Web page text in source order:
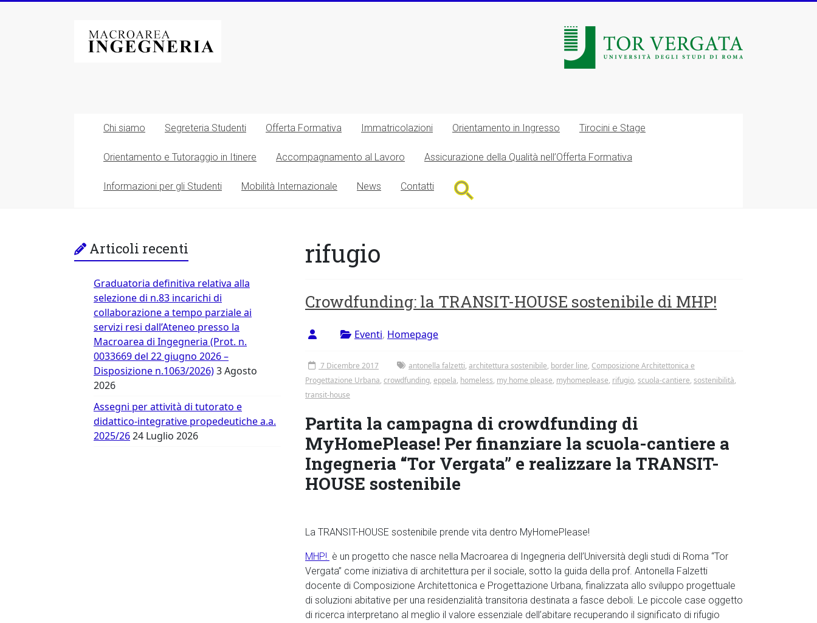
Macroarea
di
Università
degli
Studi
Tor
Vergata
Chi siamo Segreteria Studenti Offerta Formativa Immatricolazioni Orientamento in Ingresso Tirocini e Stage
Orientamento e Tutoraggio in Itinere Accompagnamento al Lavoro Assicurazione della Qualità nell’Offerta Formativa
Informazioni per gli Studenti Mobilità Internazionale News Contatti
rifugio
Crowdfunding: la TRANSIT-HOUSE sostenibile di MHP!
Eventi, Homepage
7 Dicembre 2017 antonella falzetti, architettura sostenibile, border line, Composizione Architettonica e
Progettazione Urbana, crowdfunding, eppela, homeless, my home please, myhomeplease, rifugio, scuola-cantiere, sostenibilità,
transit-house
Partita la campagna di crowdfunding di
MyHomePlease! Per finanziare la scuola-cantiere a
Ingegneria “Tor Vergata” e realizzare la TRANSIT-
HOUSE sostenibile
La TRANSIT-HOUSE sostenibile prende vita dentro MyHomePlease!
MHP! è un progetto che nasce nella Macroarea di Ingegneria dell’Università degli studi di Roma “Tor
Vergata” come iniziativa di architettura per il sociale, sotto la guida della prof. Antonella Falzetti
docente di Composizione Architettonica e Progettazione Urbana, finalizzata allo sviluppo progettuale
di soluzioni abitative per una residenzialità transitoria destinata a fasce deboli. Le piccole case oggetto
di ricerca interpretano al meglio il valore essenziale dell’abitare recuperando il significato di rifugio
Articoli recenti
Graduatoria definitiva relativa alla
selezione di n.83 incarichi di
collaborazione a tempo parziale ai
servizi resi dall’Ateneo presso la
Macroarea di Ingegneria (Prot. n.
0033669 del 22 giugno 2026 –
Disposizione n.1063/2026)3 Agosto
2026
Assegni per attività di tutorato e
didattico-integrative propedeutiche a.a.
2025/2624 Luglio 2026